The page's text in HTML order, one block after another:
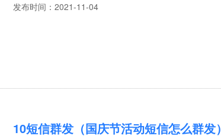
发布时间： 2021-11-04
10短信群发（国庆节活动短信怎么群发）